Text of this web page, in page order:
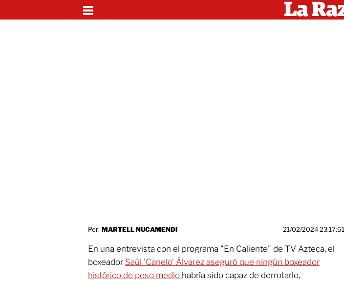
Por: MARTELL NUCAMENDI 21/02/2024 23:17:51
En una entrevista con el programa "En Caliente" de TV Azteca, el
boxeador Saúl 'Canelo' Álvarez aseguró que ningún boxeador
histórico de peso medio habría sido capaz de derrotarlo,